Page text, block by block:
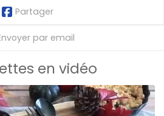
Partager
par email
en vidéo